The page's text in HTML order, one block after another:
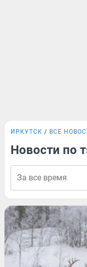
ИРКУТСК ВСЕ
Новости по